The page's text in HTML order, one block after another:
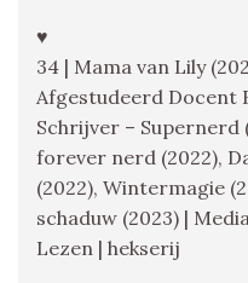
♥
34 | Mama van Lily
Afgestudeerd Docent
Schrijver – Supernerd
forever nerd (2022),
(2022), Wintermagie
schaduw (2023) |
Lezen | hekserij